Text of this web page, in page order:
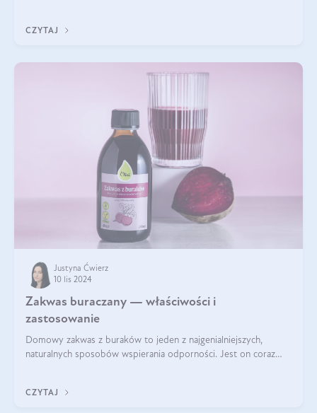
CZYTAJ
Justyna Ćwierz
10 lis 2024
Zakwas buraczany — właściwości i
zastosowanie
Domowy zakwas z buraków to jeden z najgenialniejszych,
naturalnych sposobów wspierania odporności. Jest on coraz
CZYTAJ